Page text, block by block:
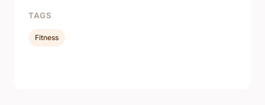
TAGS
Fitness